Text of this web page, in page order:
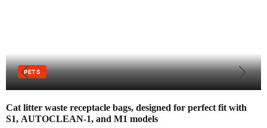
PETS
Cat litter waste receptacle bags, designed for perfect fit with
S1, AUTOCLEAN-1, and M1 models